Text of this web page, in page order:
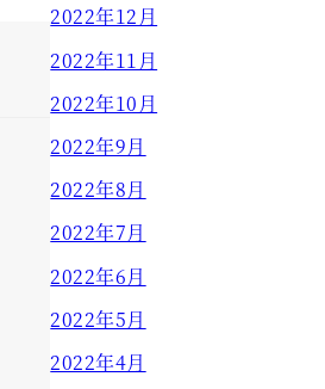
2022年12月
2022年11月
2022年10月
2022年9月
2022年8月
2022年7月
2022年6月
2022年5月
2022年4月